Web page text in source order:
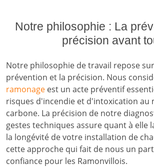
Notre philosophie : La
précision avant
Notre philosophie de travail repose
prévention et la précision. Nous
ramonage est un acte préventif
risques d'incendie et d'intoxication au
carbone. La précision de notre
gestes techniques assure quant à elle
la longévité de votre installation de
cette approche qui fait de nous un
confiance pour les Ramonvillois.